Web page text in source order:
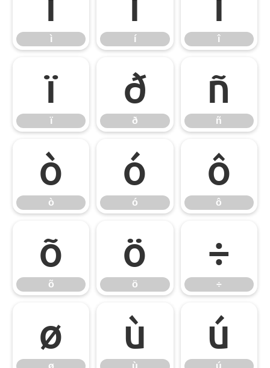
ì í î
ï
ï
ð
ð
ñ
ñ
ò
ò
ó
ó
ô
ô
õ
õ
ö
ö
÷
÷
ø
ø
ù
ù
ú
ú